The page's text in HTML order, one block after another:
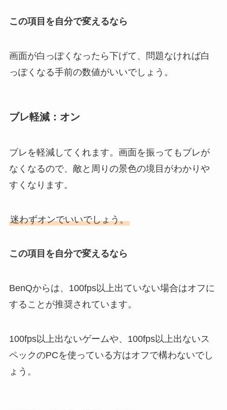
この項目を自分で変えるなら
画面が白っぽくなったら下げて、問題なければ白
っぽくなる手前の数値がいいでしょう。
ブレ軽減：オン
ブレを軽減してくれます。画面を振ってもブレが
なくなるので、敵と周りの景色の境目がわかりや
すくなります。
迷わずオンでいいでしょう。
この項目を自分で変えるなら
BenQからは、100fps以上出ていない場合はオフに
することが推奨されています。
100fps以上出ないゲームや、100fps以上出ないス
ペックのPCを使っている方はオフで構わないでし
ょう。